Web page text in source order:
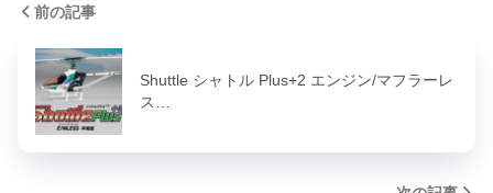
前の記事
Shuttle シャトル Plus+2 エンジン/マフラーレ
ス…